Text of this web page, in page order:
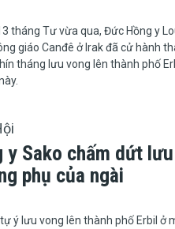
tháng Tư vừa qua, Đức Hồng y
giáo Canđê ở Irak đã cử hành
tháng lưu vong lên thành phố
y Sako chấm dứt
phụ của ngài
ý lưu vong lên thành phố Erbil ở